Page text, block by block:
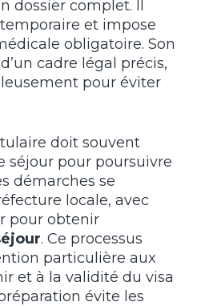
dossier complet. Il
et impose
obligatoire. Son
cadre légal précis,
pour éviter
doit souvent
séjour pour poursuivre
démarches se
locale, avec
pour obtenir
. Ce processus
particulière aux
et à la validité du visa
évite les